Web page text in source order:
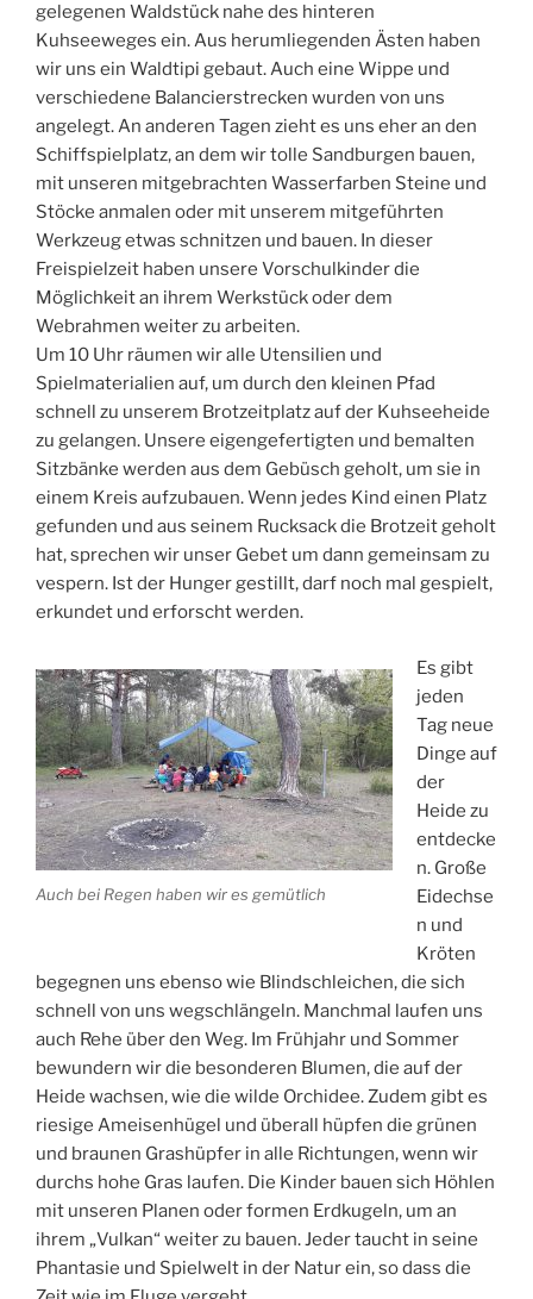
gelegenen Waldstück nahe des hinteren
Kuhseeweges ein. Aus herumliegenden Ästen haben
wir uns ein Waldtipi gebaut. Auch eine Wippe und
verschiedene Balancierstrecken wurden von uns
angelegt. An anderen Tagen zieht es uns eher an den
Schiffspielplatz, an dem wir tolle Sandburgen bauen,
mit unseren mitgebrachten Wasserfarben Steine und
Stöcke anmalen oder mit unserem mitgeführten
Werkzeug etwas schnitzen und bauen. In dieser
Freispielzeit haben unsere Vorschulkinder die
Möglichkeit an ihrem Werkstück oder dem
Webrahmen weiter zu arbeiten.
Um 10 Uhr räumen wir alle Utensilien und
Spielmaterialien auf, um durch den kleinen Pfad
schnell zu unserem Brotzeitplatz auf der Kuhseeheide
zu gelangen. Unsere eigengefertigten und bemalten
Sitzbänke werden aus dem Gebüsch geholt, um sie in
einem Kreis aufzubauen. Wenn jedes Kind einen Platz
gefunden und aus seinem Rucksack die Brotzeit geholt
hat, sprechen wir unser Gebet um dann gemeinsam zu
vespern. Ist der Hunger gestillt, darf noch mal gespielt,
erkundet und erforscht werden.
Auch bei Regen haben wir es gemütlich
Es gibt
jeden
Tag neue
Dinge auf
der
Heide zu
entdecke
n. Große
Eidechse
n und
Kröten
begegnen uns ebenso wie Blindschleichen, die sich
schnell von uns wegschlängeln. Manchmal laufen uns
auch Rehe über den Weg. Im Frühjahr und Sommer
bewundern wir die besonderen Blumen, die auf der
Heide wachsen, wie die wilde Orchidee. Zudem gibt es
riesige Ameisenhügel und überall hüpfen die grünen
und braunen Grashüpfer in alle Richtungen, wenn wir
durchs hohe Gras laufen. Die Kinder bauen sich Höhlen
mit unseren Planen oder formen Erdkugeln, um an
ihrem „Vulkan“ weiter zu bauen. Jeder taucht in seine
Phantasie und Spielwelt in der Natur ein, so dass die